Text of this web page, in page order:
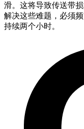
滑。这将导致传送带
解决这些难题，必须
持续两个小时。